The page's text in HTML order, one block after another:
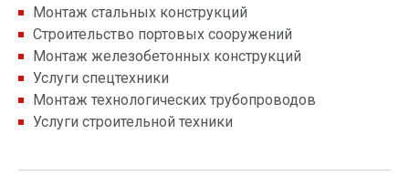
Монтаж стальных конструкций
Строительство портовых сооружений
Монтаж железобетонных конструкций
Услуги спецтехники
Монтаж технологических трубопроводов
Услуги строительной техники